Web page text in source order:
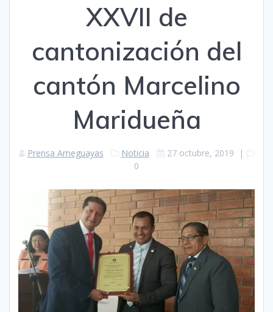
XXVII de
cantonización del
cantón Marcelino
Maridueña
Prensa Ameguayas Noticia 27 octubre, 2019 |
0